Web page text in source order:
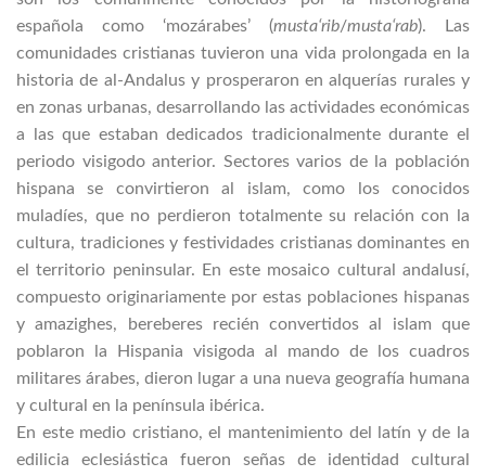
española como ‘mozárabes’ (mustaʻrib/mustaʻrab). Las
comunidades cristianas tuvieron una vida prolongada en la
historia de al-Andalus y prosperaron en alquerías rurales y
en zonas urbanas, desarrollando las actividades económicas
a las que estaban dedicados tradicionalmente durante el
periodo visigodo anterior. Sectores varios de la población
hispana se convirtieron al islam, como los conocidos
muladíes, que no perdieron totalmente su relación con la
cultura, tradiciones y festividades cristianas dominantes en
el territorio peninsular. En este mosaico cultural andalusí,
compuesto originariamente por estas poblaciones hispanas
y amazighes, bereberes recién convertidos al islam que
poblaron la Hispania visigoda al mando de los cuadros
militares árabes, dieron lugar a una nueva geografía humana
y cultural en la península ibérica.
En este medio cristiano, el mantenimiento del latín y de la
edilicia eclesiástica fueron señas de identidad cultural